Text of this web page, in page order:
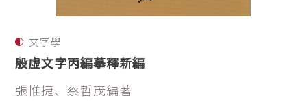
文字學
殷虛文字丙編摹釋新編
張惟捷、蔡哲茂編著